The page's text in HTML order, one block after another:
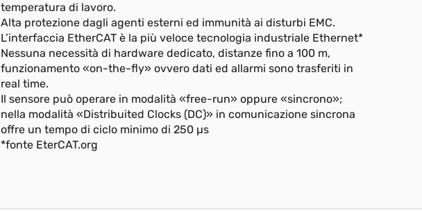
temperatura di lavoro.
Alta protezione dagli agenti esterni ed immunità ai disturbi EMC.
L’interfaccia EtherCAT è la più veloce tecnologia industriale Ethernet*
Nessuna necessità di hardware dedicato, distanze fino a 100 m,
funzionamento «on-the-fly» ovvero dati ed allarmi sono trasferiti in
real time.
Il sensore può operare in modalità «free-run» oppure «sincrono»;
nella modalità «Distribuited Clocks (DC)» in comunicazione sincrona
offre un tempo di ciclo minimo di 250 µs
*fonte EterCAT.org